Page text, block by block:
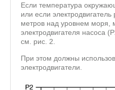
Если температура
или если
метров над уровнем моря,
электродвигателя насоса
см. рис. 2.
При этом должны
электродвигатели.